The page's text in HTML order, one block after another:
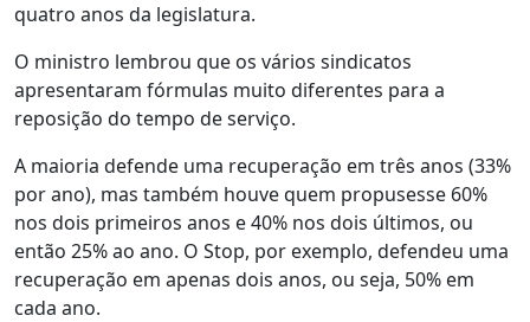
quatro anos da legislatura.
O ministro lembrou que os vários sindicatos
apresentaram fórmulas muito diferentes para a
reposição do tempo de serviço.
A maioria defende uma recuperação em três anos (33%
por ano), mas também houve quem propusesse 60%
nos dois primeiros anos e 40% nos dois últimos, ou
então 25% ao ano. O Stop, por exemplo, defendeu uma
recuperação em apenas dois anos, ou seja, 50% em
cada ano.